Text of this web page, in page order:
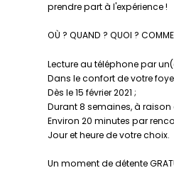
prendre part à l'expérience !
OÙ ? QUAND ? QUOI ?
Lecture au téléphone par
Dans le confort de votre
Dès le 15 février 2021 ;
Durant 8 semaines, à
Environ 20 minutes par
Jour et heure de votre choix.
Un moment de détente